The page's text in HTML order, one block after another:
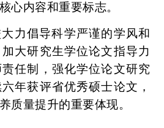
心内容和重要标志。
力倡导科学严谨的学风和
大研究生学位论文指导力
任制，强化学位论文研究
年获评省优秀硕士论文，
质量提升的重要体现。